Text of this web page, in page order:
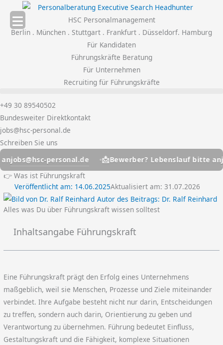
Inhalt
springen
HSC Personalmanagement
Berlin . München . Stuttgart . Frankfurt . Düsseldorf. Hamburg
Für Kandidaten
Führungskräfte Beratung
Für Unternehmen
Recruiting für Führungskräfte
+49 30 89540502
Bundesweiter Direktkontakt
jobs@hsc-personal.de
Schreiben Sie uns
personal.de
📩Bewerber? Lebenslauf bitte anjobs@hsc-
👉 Was ist Führungskraft
Veröffentlicht am: 14.06.2025Aktualisiert am: 31.07.2026
Autor des Beitrags: Dr. Ralf Reinhard
Alles was Du über Führungskraft wissen solltest
Inhaltsangabe Führungskraft
Eine Führungskraft prägt den Erfolg eines Unternehmens
maßgeblich, weil sie Menschen, Prozesse und Ziele miteinander
verbindet. Ihre Aufgabe besteht nicht nur darin, Entscheidungen
zu treffen, sondern auch darin, Orientierung zu geben und
Verantwortung zu übernehmen. Führung bedeutet Einfluss,
Gestaltungskraft und die Fähigkeit, komplexe Situationen